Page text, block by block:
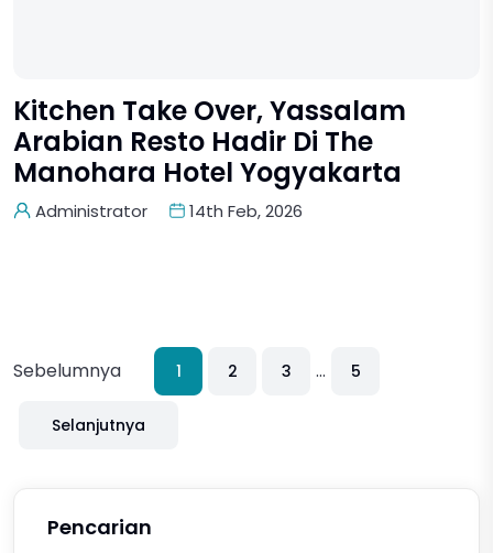
Kitchen Take Over, Yassalam
Arabian Resto Hadir Di The
Manohara Hotel Yogyakarta
Administrator 14th Feb, 2026
Sebelumnya 1 2 3 ... 5
Selanjutnya
Pencarian